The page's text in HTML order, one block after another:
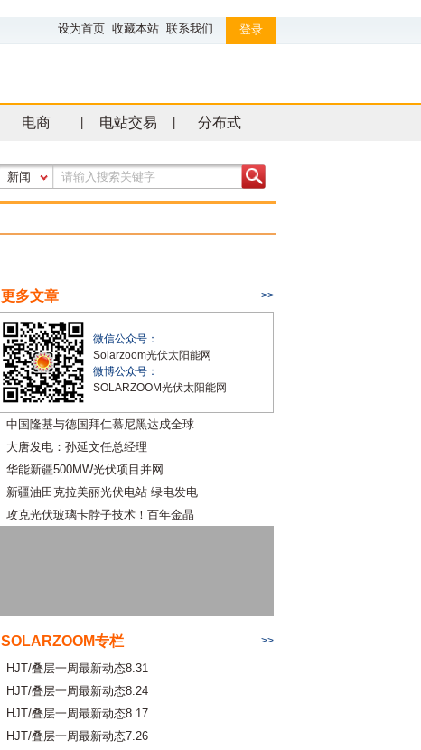
设为首页 收藏本站 联系我们 登录
电商 电站交易 分布式
新闻
更多文章 >>
微信公众号：
Solarzoom光伏太阳能网
微博公众号：
SOLARZOOM光伏太阳能网
中国隆基与德国拜仁慕尼黑达成全球
大唐发电：孙延文任总经理
华能新疆500MW光伏项目并网
新疆油田克拉美丽光伏电站 绿电发电
攻克光伏玻璃卡脖子技术！百年金晶
SOLARZOOM专栏 >>
HJT/叠层一周最新动态8.31
HJT/叠层一周最新动态8.24
HJT/叠层一周最新动态8.17
HJT/叠层一周最新动态7.26